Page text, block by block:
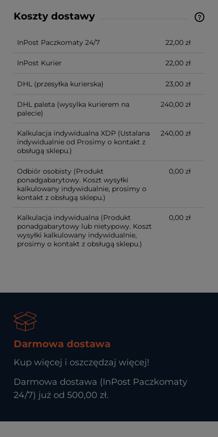
Koszty dostawy
Ze względu na niestandardowe wymiary produktu,
Możliwy również odbiór osobisty.
InPost Paczkomaty 24/7 22,00 zł
InPost Kurier 22,00 zł
DHL (przesyłka kurierska) 23,00 zł
DHL paleta (wysylka kurierem na
palecie)
240,00 zł
Kalkulacja indywidualna XDP (Ustalana
indywidualnie od Prosimy o kontakt z
obsługą sklepu.)
240,00 zł
Odbiór osobisty (Produkt
ponadgabarytowy. Koszt wysyłki
kalkulowany indywidualnie, prosimy o
kontakt z obsługą sklepu.)
0,00 zł
Kalkulacja indywidualna (Produkt
ponadgabarytowy lub nietypowy. Koszt
wysyłki kalkulowany indywidualnie,
prosimy o kontakt z obsługą sklepu.)
0,00 zł
Darmowa dostawa
Kup więcej i oszczędzaj więcej!
Darmowa dostawa (InPost Paczkomaty
24/7) już od 500,00 zł.